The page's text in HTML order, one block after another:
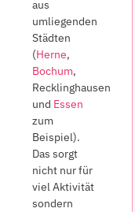
aus
umliegenden
Städten
(Herne,
Bochum,
Recklinghausen
und Essen
zum
Beispiel).
Das sorgt
nicht nur für
viel Aktivität
sondern